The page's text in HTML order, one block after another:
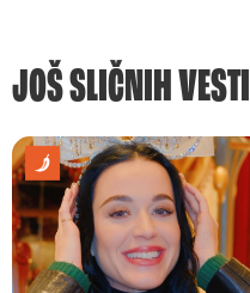
JOŠ SLIČNIH VESTI